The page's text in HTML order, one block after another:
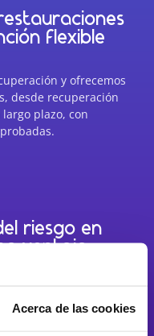
Acerca de las cookies
flexible
y ofrecemos
desde recuperación
plazo, con
riesgo en
ventaja
defensiva: supone